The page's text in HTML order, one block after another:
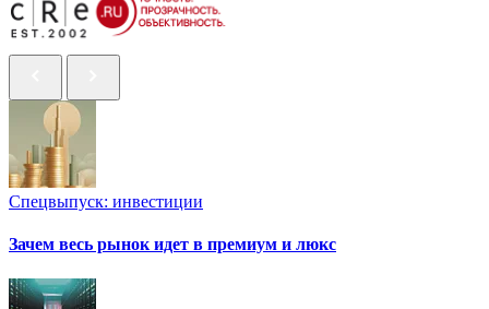
Спецвыпуск: инвестиции
Зачем весь рынок идет в премиум и люкс